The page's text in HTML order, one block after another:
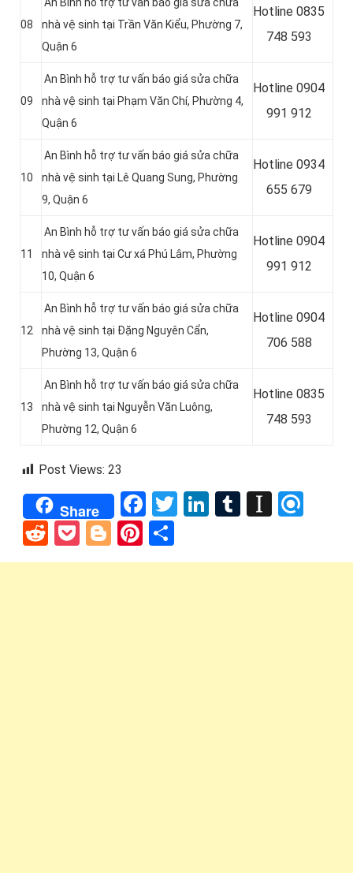
08
An Bình hỗ trợ tư vấn báo giá sửa chữa
nhà vệ sinh tại Trần Văn Kiểu, Phường 7,
Quận 6
Hotline 0835
748 593
09
An Bình hỗ trợ tư vấn báo giá sửa chữa
nhà vệ sinh tại Phạm Văn Chí, Phường 4,
Quận 6
Hotline 0904
991 912
10
An Bình hỗ trợ tư vấn báo giá sửa chữa
nhà vệ sinh tại Lê Quang Sung, Phường
9, Quận 6
Hotline 0934
655 679
11
An Bình hỗ trợ tư vấn báo giá sửa chữa
nhà vệ sinh tại Cư xá Phú Lâm, Phường
10, Quận 6
Hotline 0904
991 912
12
An Bình hỗ trợ tư vấn báo giá sửa chữa
nhà vệ sinh tại Đặng Nguyên Cẩn,
Phường 13, Quận 6
Hotline 0904
706 588
13
An Bình hỗ trợ tư vấn báo giá sửa chữa
nhà vệ sinh tại Nguyễn Văn Luông,
Phường 12, Quận 6
Hotline 0835
748 593
Post Views: 23
Share Facebook
TwitterLinkedIn
Tumblr
RedditPocket
BloggerPinterest